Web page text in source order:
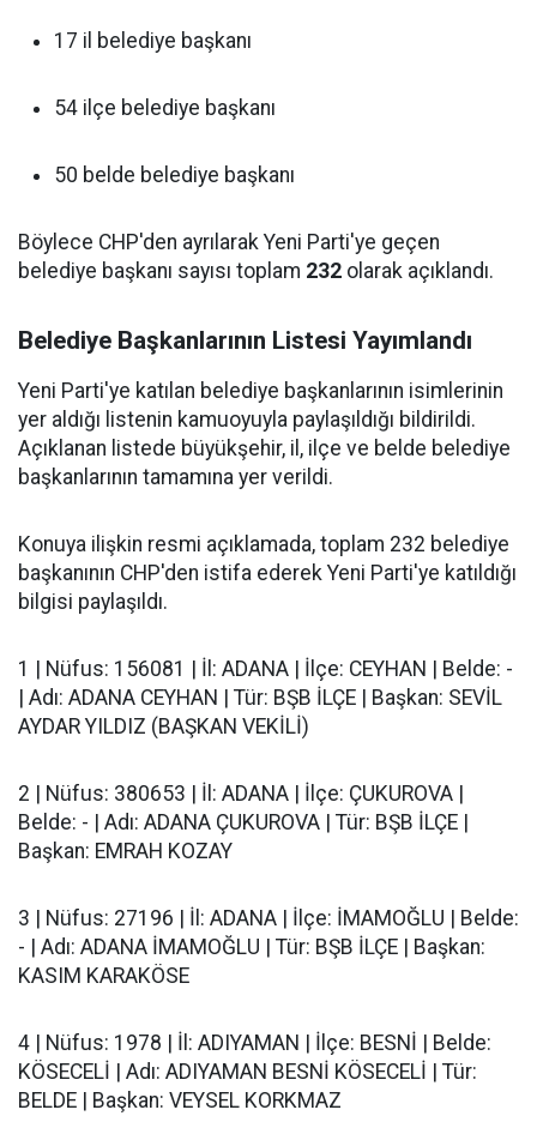
17 il belediye başkanı
54 ilçe belediye başkanı
50 belde belediye başkanı
Böylece CHP'den ayrılarak Yeni Parti'ye geçen
belediye başkanı sayısı toplam 232 olarak açıklandı.
Belediye Başkanlarının Listesi Yayımlandı
Yeni Parti'ye katılan belediye başkanlarının isimlerinin
yer aldığı listenin kamuoyuyla paylaşıldığı bildirildi.
Açıklanan listede büyükşehir, il, ilçe ve belde belediye
başkanlarının tamamına yer verildi.
Konuya ilişkin resmi açıklamada, toplam 232 belediye
başkanının CHP'den istifa ederek Yeni Parti'ye katıldığı
bilgisi paylaşıldı.
1 | Nüfus: 156081 | İl: ADANA | İlçe: CEYHAN | Belde: -
| Adı: ADANA CEYHAN | Tür: BŞB İLÇE | Başkan: SEVİL
AYDAR YILDIZ (BAŞKAN VEKİLİ)
2 | Nüfus: 380653 | İl: ADANA | İlçe: ÇUKUROVA |
Belde: - | Adı: ADANA ÇUKUROVA | Tür: BŞB İLÇE |
Başkan: EMRAH KOZAY
3 | Nüfus: 27196 | İl: ADANA | İlçe: İMAMOĞLU | Belde:
- | Adı: ADANA İMAMOĞLU | Tür: BŞB İLÇE | Başkan:
KASIM KARAKÖSE
4 | Nüfus: 1978 | İl: ADIYAMAN | İlçe: BESNİ | Belde:
KÖSECELİ | Adı: ADIYAMAN BESNİ KÖSECELİ | Tür:
BELDE | Başkan: VEYSEL KORKMAZ